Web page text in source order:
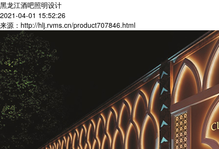
黑龙江酒吧照明设计
2021-04-01 15:52:26
来源：http://hlj.rvms.cn/product707846.html